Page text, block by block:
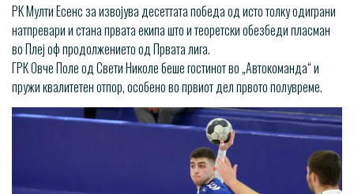
РК Мулти Есенс за извојува десеттата победа од исто толку одиграни
натпревари и стана првата екипа што и теоретски обезбеди пласман
во Плеј оф продолжението од Првата лига.
ГРК Овче Поле од Свети Николе беше гостинот во „Автокоманда“ и
пружи квалитетен отпор, особено во првиот дел првото полувреме.